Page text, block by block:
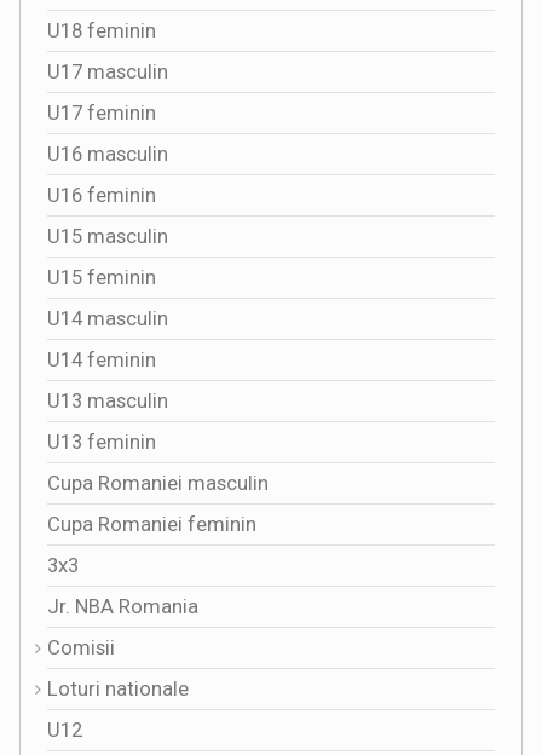
U18 feminin
U17 masculin
U17 feminin
U16 masculin
U16 feminin
U15 masculin
U15 feminin
U14 masculin
U14 feminin
U13 masculin
U13 feminin
Cupa Romaniei masculin
Cupa Romaniei feminin
3x3
Jr. NBA Romania
Comisii
Loturi nationale
U12